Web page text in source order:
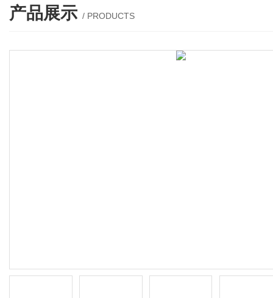
产品展示 / PRODUCTS